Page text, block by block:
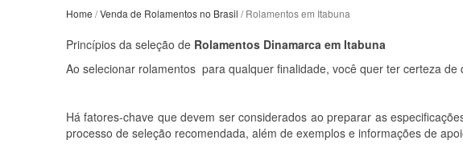
Home /Venda de Rolamentos no Brasil / Rolamentos em Itabuna
Princípios da seleção de Rolamentos Dinamarca em Itabuna
Ao selecionar rolamentos para qualquer finalidade, você quer ter certeza
Há fatores-chave que devem ser considerados ao preparar as
processo de seleção recomendada, além de exemplos e informações de